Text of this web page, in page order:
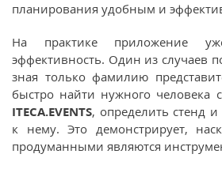
планирования удобным и
На практике приложение
эффективность. Один из случаев
зная только фамилию
быстро найти нужного
ITECA.EVENTS, определить стенд
к нему. Это демонстрирует,
продуманными являются